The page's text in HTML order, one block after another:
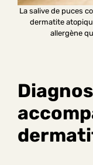
La salive de puces
dermatite
allergène